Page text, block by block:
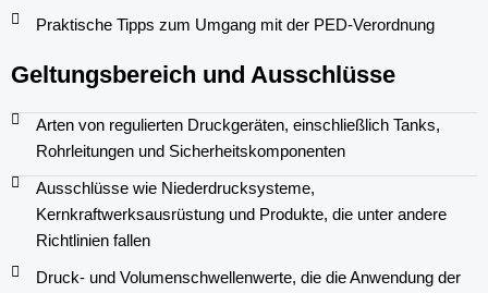
Praktische Tipps zum Umgang mit der PED-Verordnung
Geltungsbereich und Ausschlüsse
Arten von regulierten Druckgeräten, einschließlich Tanks,
Rohrleitungen und Sicherheitskomponenten
Ausschlüsse wie Niederdrucksysteme,
Kernkraftwerksausrüstung und Produkte, die unter andere
Richtlinien fallen
Druck- und Volumenschwellenwerte, die die Anwendung der